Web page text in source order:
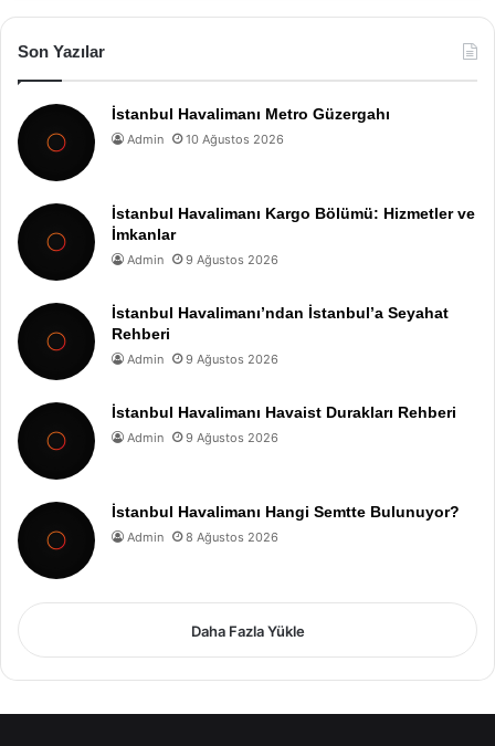
Son Yazılar
İstanbul Havalimanı Metro Güzergahı
Admin 10 Ağustos 2026
İstanbul Havalimanı Kargo Bölümü: Hizmetler ve
İmkanlar
Admin 9 Ağustos 2026
İstanbul Havalimanı’ndan İstanbul’a Seyahat
Rehberi
Admin 9 Ağustos 2026
İstanbul Havalimanı Havaist Durakları Rehberi
Admin 9 Ağustos 2026
İstanbul Havalimanı Hangi Semtte Bulunuyor?
Admin 8 Ağustos 2026
Daha Fazla Yükle